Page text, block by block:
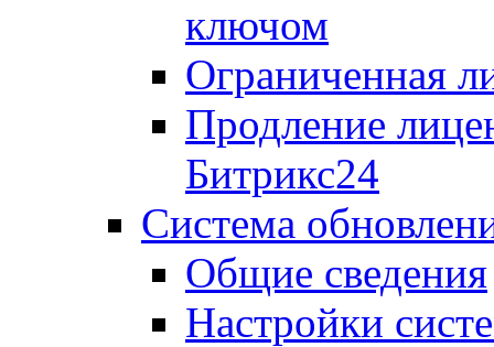
ключом
Ограниченная
Продление
Битрикс24
Система
Общие сведения
Настройки